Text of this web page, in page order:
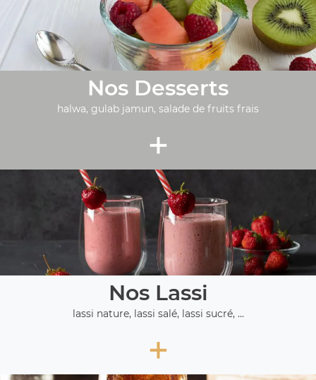
Nos Desserts
halwa, gulab jamun, salade de fruits frais
+
Nos Lassi
lassi nature, lassi salé, lassi sucré, ...
+